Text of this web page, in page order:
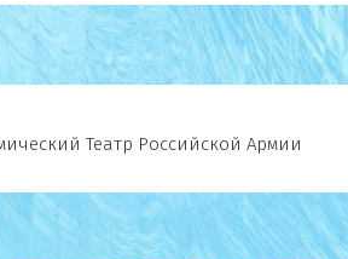
Театр Российской Армии